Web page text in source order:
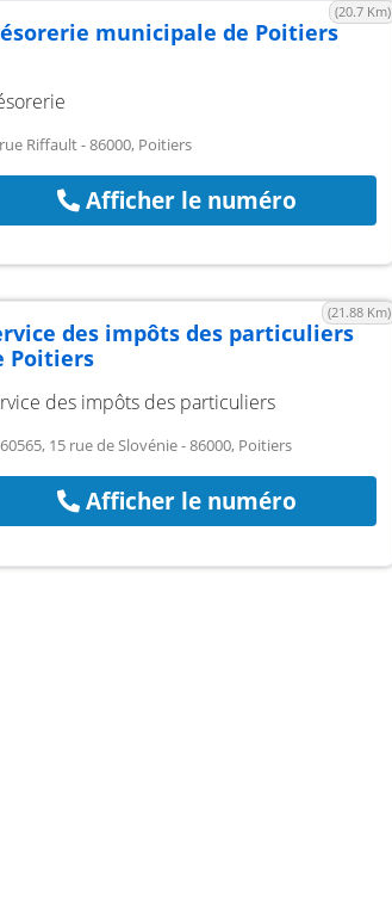
(20.7 Km)
municipale de Poitiers
Riffault - 86000, Poitiers
Afficher le numéro
(21.88 Km)
des impôts des particuliers
Poitiers
des impôts des particuliers
15 rue de Slovénie - 86000, Poitiers
Afficher le numéro